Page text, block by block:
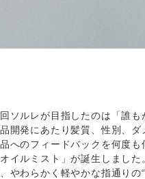
ソルレが目指したのは「誰も
開発にあたり髪質、性別、
へのフィードバックを何度
イルミスト」が誕生しまし
やわらかく軽やかな指通りの